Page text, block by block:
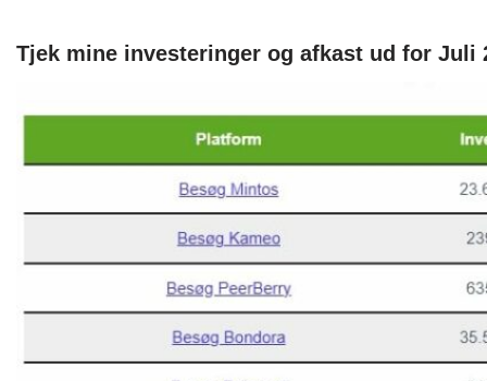
Tjek mine investeringer og afkast ud for Juli